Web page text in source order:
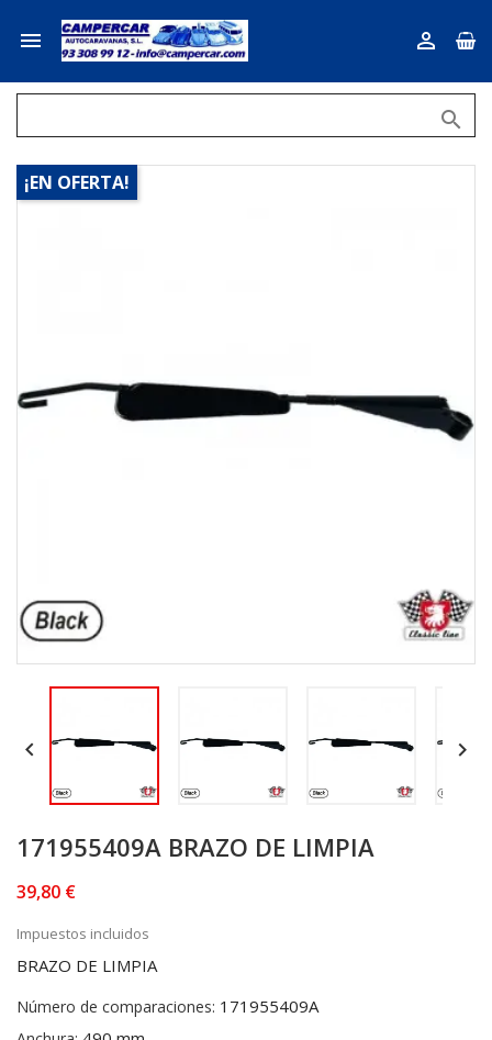
 

¡EN OFERTA!
 
171955409A BRAZO DE LIMPIA
39,80 €
Impuestos incluidos
BRAZO DE LIMPIA
Número de comparaciones: 171955409A